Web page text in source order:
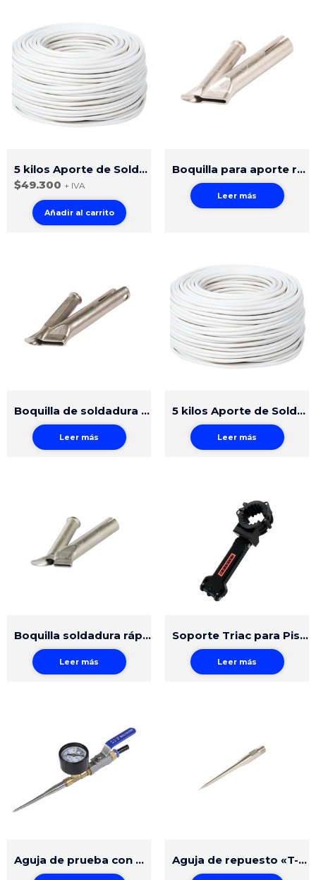
5 kilos Aporte de Soldadura Circular HDPE 4mm Natural
$49.300 + IVA
Añadir al carrito
Boquilla para aporte redondo 4mm
Leer más
Boquilla de soldadura rápida 4mm
Leer más
5 kilos Aporte de Soldadura Circular HDPE 4mm Blanco
Leer más
Boquilla soldadura rápida 5mm con pequeña ranura
Leer más
Soporte Triac para Pisos Vinílicos
Leer más
Aguja de prueba con Manómetro Aguja de repuesto «T-rex»